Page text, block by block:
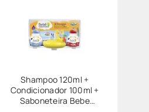
Shampoo 120ml +
Condicionador 100ml +
Saboneteira Bebe